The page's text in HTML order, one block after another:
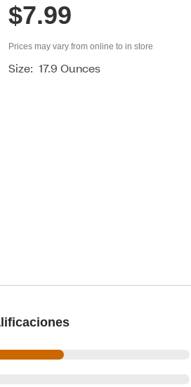
$7.99
Prices may vary from online to in store
Size: 17.9 Ounces
of 140 reviews
of 140 reviews